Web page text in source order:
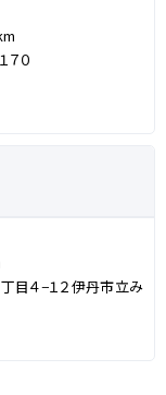
０
目４−１２伊丹市立み